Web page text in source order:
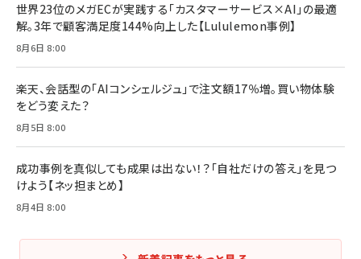
世界23位のメガECが実践する「カスタマーサービス×AI」の最適
解。3年で顧客満足度144%向上した【Lululemon事例】
8月6日 8:00
楽天、会話型の「AIコンシェルジュ」で注文額17％増。買い物体験
をどう変えた？
8月5日 8:00
成功事例を真似しても成果は出ない！？「自社だけの答え」を見つ
けよう【ネッ担まとめ】
8月4日 8:00